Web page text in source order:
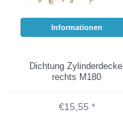
Informationen
Dichtung Zylinderdeckel
rechts M180
€15,55 *